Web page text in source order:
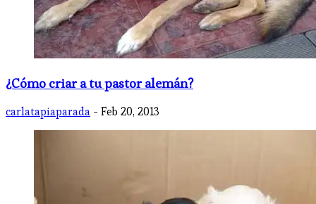
¿Cómo criar a tu pastor alemán?
carlatapiaparada - Feb 20, 2013